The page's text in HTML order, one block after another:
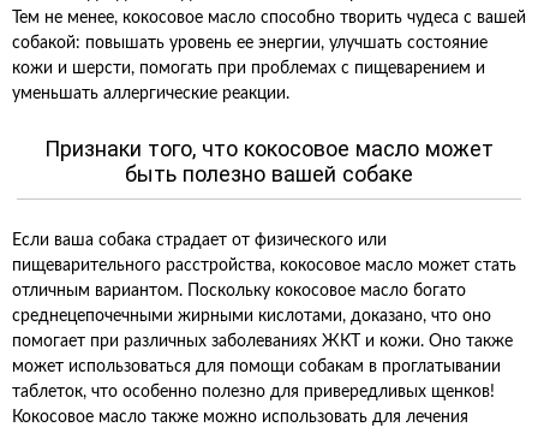
Тем не менее, кокосовое масло способно творить чудеса с вашей
собакой: повышать уровень ее энергии, улучшать состояние
кожи и шерсти, помогать при проблемах с пищеварением и
уменьшать аллергические реакции.
Признаки того, что кокосовое масло может
быть полезно вашей собаке
Если ваша собака страдает от физического или
пищеварительного расстройства, кокосовое масло может стать
отличным вариантом. Поскольку кокосовое масло богато
среднецепочечными жирными кислотами, доказано, что оно
помогает при различных заболеваниях ЖКТ и кожи. Оно также
может использоваться для помощи собакам в проглатывании
таблеток, что особенно полезно для привередливых щенков!
Кокосовое масло также можно использовать для лечения